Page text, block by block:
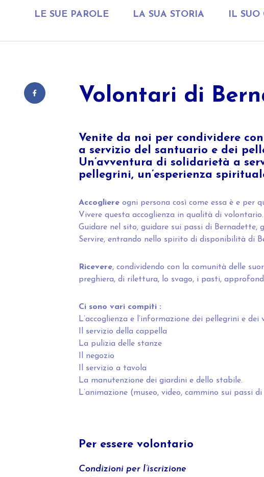
LE SUE PAROLE LA SUA STORIA IL SUO
Volontari di
Venite da noi per condividere
a servizio del santuario e dei
Un’avventura di solidarietà a
pellegrini, un’esperienza
Accogliereogni persona così come essa è e per
Vivere questa accoglienza in qualità di volontario.
Guidare nel sito, guidare sui passi di Bernadette,
Servire, entrando nello spirito di disponibilità di
Ricevere, condividendo con la comunità delle
preghiera, di rilettura, lo svago, i pasti,
Ci sono vari compiti :
L’accoglienza e l’informazione dei pellegrini e dei
Il servizio della cappella
La pulizia delle stanze
Il negozio
Il servizio a tavola
La manutenzione dei giardini e dello stabile.
L’animazione (museo, video, cammino sui passi
Per essere volontario
Condizioni per l’iscrizione